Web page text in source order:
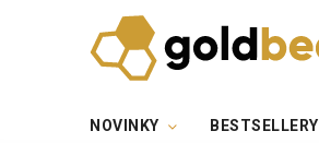
NOVINKY BESTSELLERY